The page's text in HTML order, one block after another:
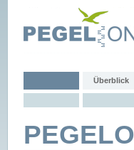
Überblick